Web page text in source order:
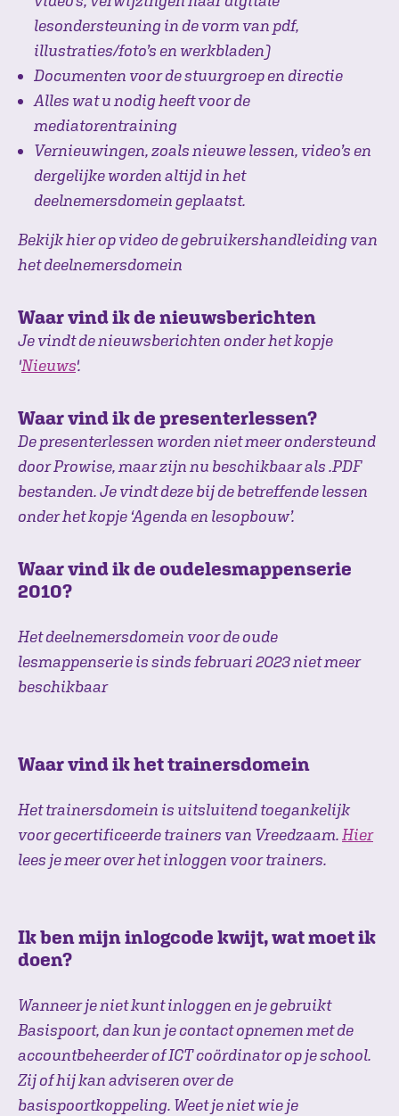
lesondersteuning in de vorm van pdf,
illustraties/foto’s en werkbladen)
Documenten voor de stuurgroep en directie
Alles wat u nodig heeft voor de
mediatorentraining
Vernieuwingen, zoals nieuwe lessen, video’s en
dergelijke worden altijd in het
deelnemersdomein geplaatst.
Bekijk hier op video de gebruikershandleiding van
het deelnemersdomein
Waar vind ik de nieuwsberichten
Je vindt de nieuwsberichten onder het kopje
'Nieuws'.
Waar vind ik de presenterlessen?
De presenterlessen worden niet meer ondersteund
door Prowise, maar zijn nu beschikbaar als .PDF
bestanden. Je vindt deze bij de betreffende lessen
onder het kopje ‘Agenda en lesopbouw’.
Waar vind ik de oudelesmappenserie
2010?
Het deelnemersdomein voor de oude
lesmappenserie is sinds februari 2023 niet meer
beschikbaar
Waar vind ik het trainersdomein
Het trainersdomein is uitsluitend toegankelijk
voor gecertificeerde trainers van Vreedzaam. Hier
lees je meer over het inloggen voor trainers.
Ik ben mijn inlogcode kwijt, wat moet ik
doen?
Wanneer je niet kunt inloggen en je gebruikt
Basispoort, dan kun je contact opnemen met de
accountbeheerder of ICT coördinator op je school.
Zij of hij kan adviseren over de
basispoortkoppeling. Weet je niet wie je